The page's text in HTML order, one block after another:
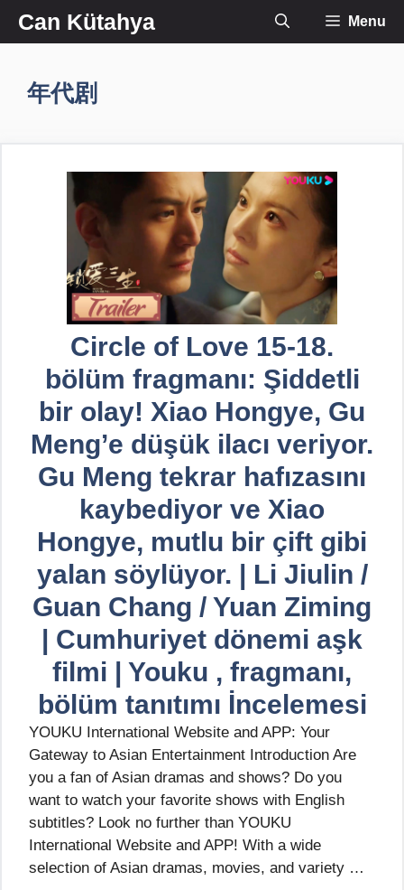
İçeriğe
atlaCan Kütahya Menu
年代剧
Circle of Love 15-18.
bölüm fragmanı: Şiddetli
bir olay! Xiao Hongye, Gu
Meng’e düşük ilacı veriyor.
Gu Meng tekrar hafızasını
kaybediyor ve Xiao
Hongye, mutlu bir çift gibi
yalan söylüyor. | Li Jiulin /
Guan Chang / Yuan Ziming
| Cumhuriyet dönemi aşk
filmi | Youku , fragmanı,
bölüm tanıtımı İncelemesi
YOUKU International Website and APP: Your
Gateway to Asian Entertainment Introduction Are
you a fan of Asian dramas and shows? Do you
want to watch your favorite shows with English
subtitles? Look no further than YOUKU
International Website and APP! With a wide
selection of Asian dramas, movies, and variety …